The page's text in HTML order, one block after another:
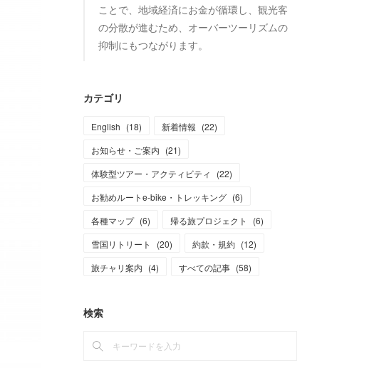
ことで、地域経済にお金が循環し、観光客
の分散が進むため、オーバーツーリズムの
抑制にもつながります。
カテゴリ
English (18) 新着情報 (22)
お知らせ・ご案内 (21)
体験型ツアー・アクティビティ
(22)
お勧めルートe-bike・トレッキング (6)
各種マップ (6) 帰る旅プロジェクト (6)
雪国リトリート
(20) 約款・規約 (12)
旅チャリ案内 (4) すべての記事 (58)
検索